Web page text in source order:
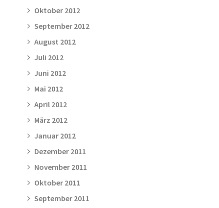
Oktober 2012
September 2012
August 2012
Juli 2012
Juni 2012
Mai 2012
April 2012
März 2012
Januar 2012
Dezember 2011
November 2011
Oktober 2011
September 2011